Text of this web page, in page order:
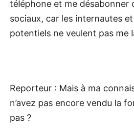
téléphone et me désabonner
sociaux, car les internautes
potentiels ne veulent pas me
Reporteur : Mais à ma
n’avez pas encore vendu la
pas ?